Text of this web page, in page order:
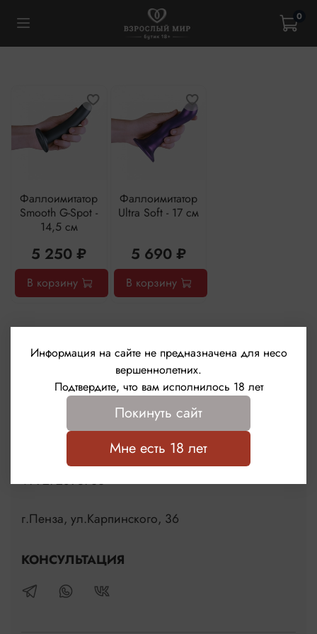
0
Фаллоимитатор
Smooth G-Spot -
14,5 см
5 250 ₽
В корзину
Фаллоимитатор
Ultra Soft - 17 см
5 690 ₽
В корзину
+79272895766
г.Пенза, ул.Карпинского, 36
КОНСУЛЬТАЦИЯ
Информация на сайте не предназначена для несо
вершеннолетних.
Подтвердите, что вам исполнилось 18 лет
Покинуть сайт
Мне есть 18 лет